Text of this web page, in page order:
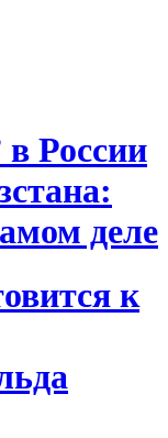
в России
деле
к